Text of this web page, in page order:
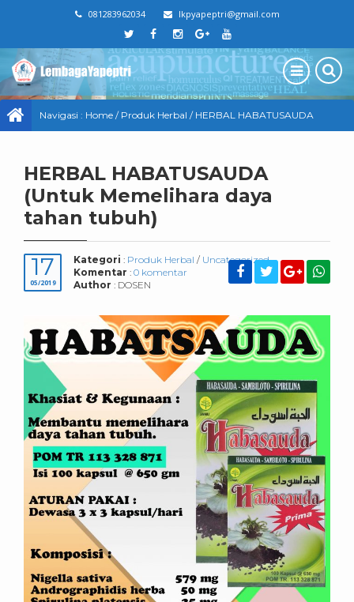
081283962034 lkpyapeptri@gmail.com
Navigasi : Home / Produk Herbal / HERBAL HABATUSAUDA
HERBAL HABATUSAUDA
(Untuk Memelihara daya
tahan tubuh)
17
05/2019
Kategori : Produk Herbal / Uncategorized
Komentar : 0 komentar
Author : DOSEN